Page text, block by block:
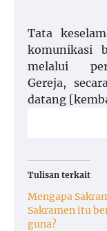
Tata
komunikasi
melalui
Gereja,
datang
Tulisan terkait
Mengapa
Sakramen itu
guna?